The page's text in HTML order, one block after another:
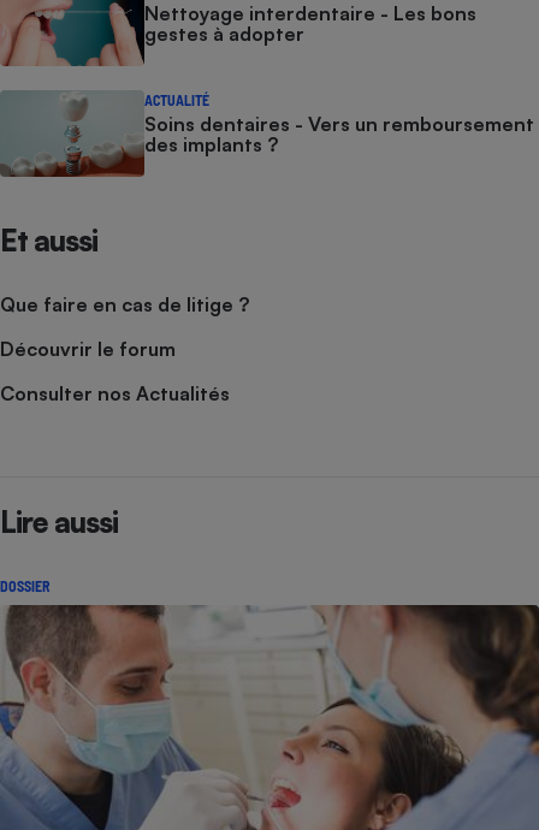
Nettoyage interdentaire - Les bons
gestes à adopter
ACTUALITÉ
Soins dentaires - Vers un remboursement
des implants ?
Et aussi
Que faire en cas de litige ?
Découvrir le forum
Consulter nos Actualités
Lire aussi
DOSSIER